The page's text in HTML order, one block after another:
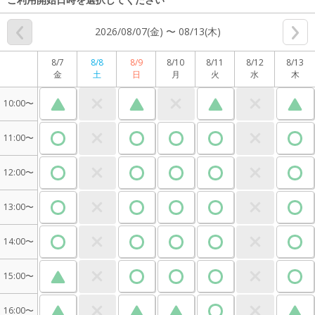
2026/08/07(金) 〜 08/13(木)
8/7
金
8/8
土
8/9
日
8/10
月
8/11
火
8/12
水
8/13
木
10:00〜
11:00〜
12:00〜
13:00〜
14:00〜
15:00〜
16:00〜